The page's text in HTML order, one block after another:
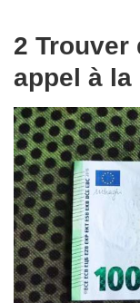
2 Trouver
appel à